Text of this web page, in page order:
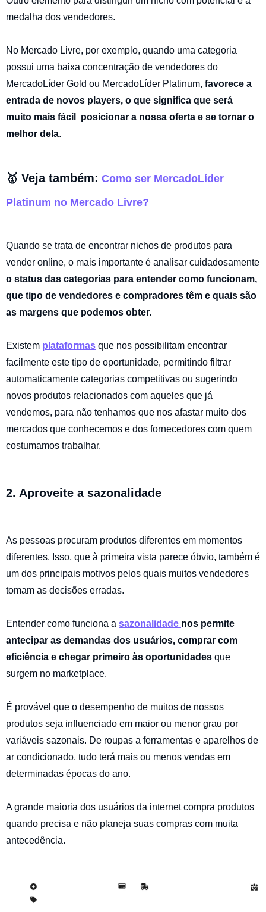
medalha dos vendedores.
No Mercado Livre, por exemplo, quando uma categoria
possui uma baixa concentração de vendedores do
MercadoLíder Gold ou MercadoLíder Platinum, favorece a
entrada de novos players, o que significa que será
muito mais fácil posicionar a nossa oferta e se tornar o
melhor dela.
🥇 Veja também: Como ser MercadoLíder
Platinum no Mercado Livre?
Quando se trata de encontrar nichos de produtos para
vender online, o mais importante é analisar cuidadosamente
o status das categorias para entender como funcionam,
que tipo de vendedores e compradores têm e quais são
as margens que podemos obter.
Existem plataformas que nos possibilitam encontrar
facilmente este tipo de oportunidade, permitindo filtrar
automaticamente categorias competitivas ou sugerindo
novos produtos relacionados com aqueles que já
vendemos, para não tenhamos que nos afastar muito dos
mercados que conhecemos e dos fornecedores com quem
costumamos trabalhar.
2. Aproveite a sazonalidade
As pessoas procuram produtos diferentes em momentos
diferentes. Isso, que à primeira vista parece óbvio, também é
um dos principais motivos pelos quais muitos vendedores
tomam as decisões erradas.
Entender como funciona a sazonalidade nos permite
antecipar as demandas dos usuários, comprar com
eficiência e chegar primeiro às oportunidades que
surgem no marketplace.
É provável que o desempenho de muitos de nossos
produtos seja influenciado em maior ou menor grau por
variáveis ​​sazonais. De roupas a ferramentas e aparelhos de
ar condicionado, tudo terá mais ou menos vendas em
determinadas épocas do ano.
A grande maioria dos usuários da internet compra produtos
quando precisa e não planeja suas compras com muita
antecedência.